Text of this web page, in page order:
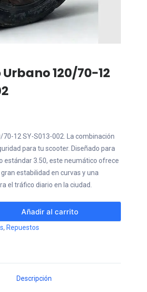
120/70-12
70-12 SY-S013-002. La combinación
para tu scooter. Diseñado para
estándar 3.50, este neumático ofrece
estabilidad en curvas y una
el tráfico diario en la ciudad.
Añadir al carrito
, Repuestos
Descripción